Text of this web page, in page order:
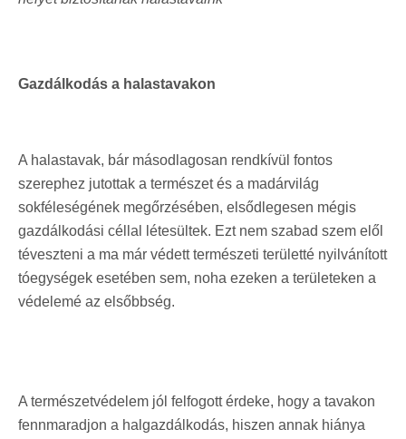
Gazdálkodás a halastavakon
A halastavak, bár másodlagosan rendkívül fontos
szerephez jutottak a természet és a madárvilág
sokféleségének megőrzésében, elsődlegesen mégis
gazdálkodási céllal létesültek. Ezt nem szabad szem elől
téveszteni a ma már védett természeti területté nyilvánított
tóegységek esetében sem, noha ezeken a területeken a
védelemé az elsőbbség.
A természetvédelem jól felfogott érdeke, hogy a tavakon
fennmaradjon a halgazdálkodás, hiszen annak hiánya